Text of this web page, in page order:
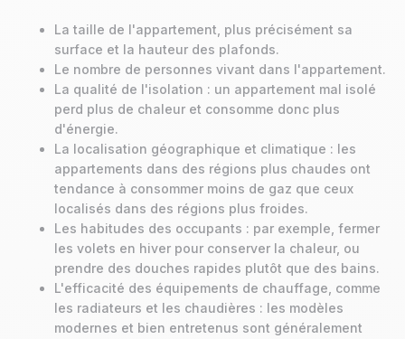
La taille de l'appartement, plus précisément sa
surface et la hauteur des plafonds.
Le nombre de personnes vivant dans l'appartement.
La qualité de l'isolation : un appartement mal isolé
perd plus de chaleur et consomme donc plus
d'énergie.
La localisation géographique et climatique : les
appartements dans des régions plus chaudes ont
tendance à consommer moins de gaz que ceux
localisés dans des régions plus froides.
Les habitudes des occupants : par exemple, fermer
les volets en hiver pour conserver la chaleur, ou
prendre des douches rapides plutôt que des bains.
L'efficacité des équipements de chauffage, comme
les radiateurs et les chaudières : les modèles
modernes et bien entretenus sont généralement